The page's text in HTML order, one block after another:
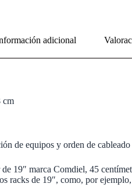
adicional
cm
de equipos y orden de
19″ marca Comdiel, 45
racks de 19″, como, por